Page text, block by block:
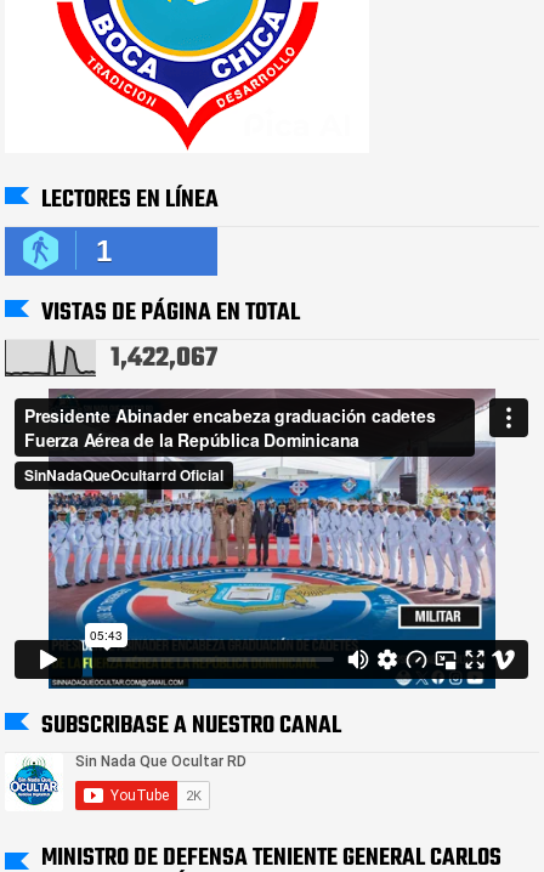
LECTORES EN LÍNEA
1
VISTAS DE PÁGINA EN TOTAL
1,422,067
SUBSCRIBASE A NUESTRO CANAL
MINISTRO DE DEFENSA TENIENTE GENERAL CARLOS